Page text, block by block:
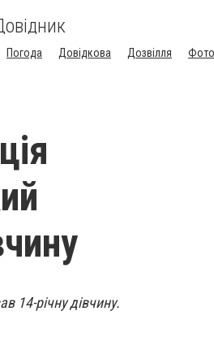
Погода Довідкова Дозвілля
14-річну дівчину.